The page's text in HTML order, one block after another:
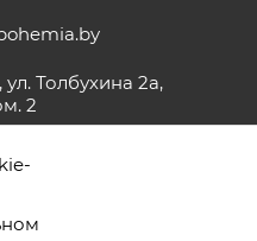
ул. Толбухина 2а,
2